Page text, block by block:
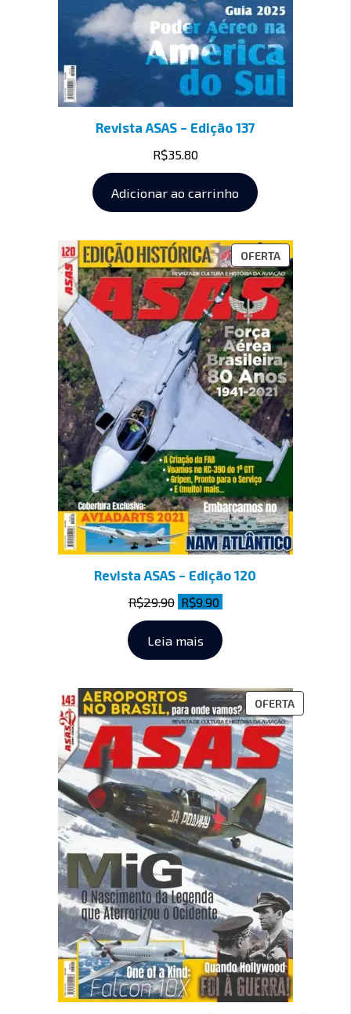
Revista ASAS – Edição 137
R$35.80
Adicionar ao carrinho
OFERTA
Revista ASAS – Edição 120
R$29.90 R$9.90
Leia mais
OFERTA